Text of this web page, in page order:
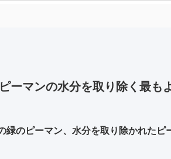
ーマンの水分を取り除く最も
緑のピーマン、水分を取り除かれたピ